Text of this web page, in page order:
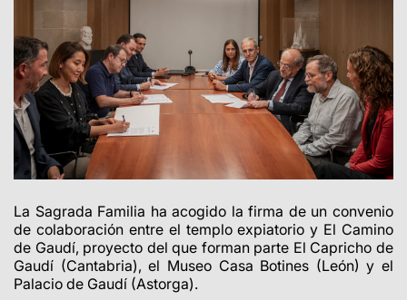
La Sagrada Familia ha acogido la firma de un convenio
de colaboración entre el templo expiatorio y El Camino
de Gaudí, proyecto del que forman parte El Capricho de
Gaudí (Cantabria), el Museo Casa Botines (León) y el
Palacio de Gaudí (Astorga).